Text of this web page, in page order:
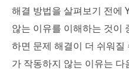
해결 방법을 살펴보기 전에
않는 이유를 이해하는 것이
하면 문제 해결이 더 쉬워
가 작동하지 않는 이유는